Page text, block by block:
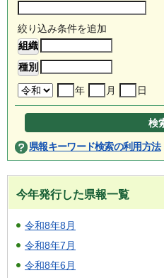
絞り込み条件を追加
年 月 日
県報キーワード検索の利用方法
今年発行した県報一覧
令和8年8月
令和8年7月
令和8年6月